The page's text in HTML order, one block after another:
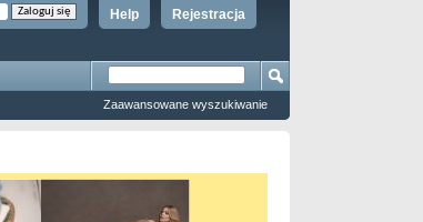
Rejestracja
Help
Zaawansowane wyszukiwanie